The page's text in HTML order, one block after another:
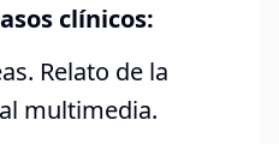
clínicos:
Relato de la
multimedia.